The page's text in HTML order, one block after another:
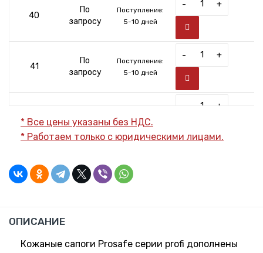
40
По
запросу
Поступление:
5-10 дней
- +
41
По
запросу
Поступление:
5-10 дней
- +
42
запросу
5-10 дней
+
43
По
запросу
5-10 дней
44
* Все цены указаны без НДС.
* Работаем только с юридическими лицами.
ОПИСАНИЕ
Кожаные сапоги Prosafe серии profi дополнены